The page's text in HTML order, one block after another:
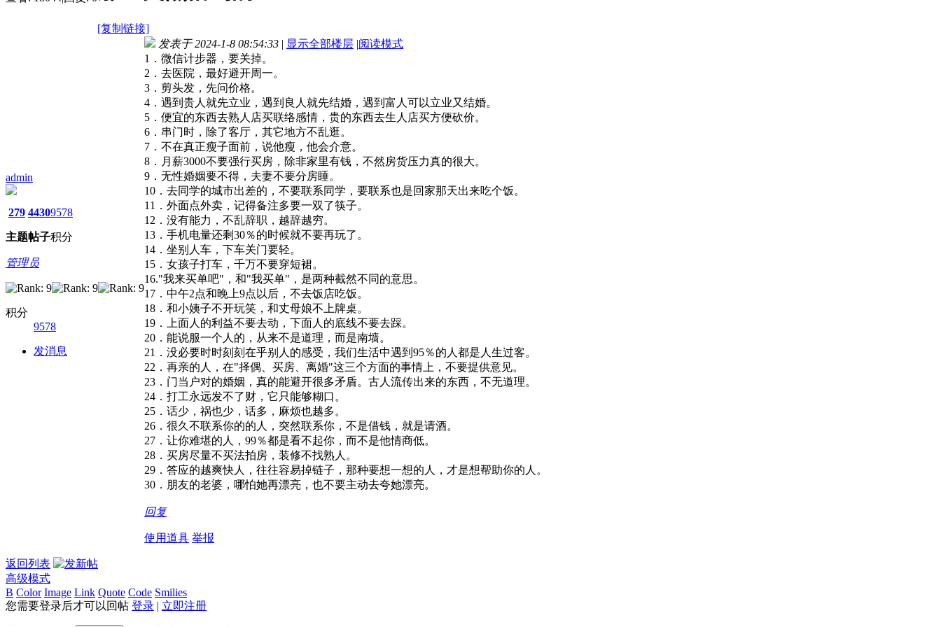
[复制链接]
admin
279
主题
4430
帖子
9578
积分
管理员
积分
9578
发消息
发表于 2024-1-8 08:54:33 | 显示全部楼层 |阅读模式
1．微信计步器，要关掉。
2．去医院，最好避开周一。
3．剪头发，先问价格。
4．遇到贵人就先立业，遇到良人就先结婚，遇到富人可以立业又结婚。
5．便宜的东西去熟人店买联络感情，贵的东西去生人店买方便砍价。
6．串门时，除了客厅，其它地方不乱逛。
7．不在真正瘦子面前，说他瘦，他会介意。
8．月薪3000不要强行买房，除非家里有钱，不然房货压力真的很大。
9．无性婚姻要不得，夫妻不要分房睡。
10．去同学的城市出差的，不要联系同学，要联系也是回家那天出来吃个饭。
11．外面点外卖，记得备注多要一双了筷子。
12．没有能力，不乱辞职，越辞越穷。
13．手机电量还剩30％的时候就不要再玩了。
14．坐别人车，下车关门要轻。
15．女孩子打车，千万不要穿短裙。
16."我来买单吧"，和"我买单"，是两种截然不同的意思。
17．中午2点和晚上9点以后，不去饭店吃饭。
18．和小姨子不开玩笑，和丈母娘不上牌桌。
19．上面人的利益不要去动，下面人的底线不要去踩。
20．能说服一个人的，从来不是道理，而是南墙。
21．没必要时时刻刻在乎别人的感受，我们生活中遇到95％的人都是人生过客。
22．再亲的人，在"择偶、买房、离婚"这三个方面的事情上，不要提供意见。
23．门当户对的婚姻，真的能避开很多矛盾。古人流传出来的东西，不无道理。
24．打工永远发不了财，它只能够糊口。
25．话少，祸也少，话多，麻烦也越多。
26．很久不联系你的的人，突然联系你，不是借钱，就是请酒。
27．让你难堪的人，99％都是看不起你，而不是他情商低。
28．买房尽量不买法拍房，装修不找熟人。
29．答应的越爽快人，往往容易掉链子，那种要想一想的人，才是想帮助你的人。
30．朋友的老婆，哪怕她再漂亮，也不要主动去夸她漂亮。
回复
使用道具 举报
返回列表
高级模式
B Color Image Link Quote Code Smilies
您需要登录后才可以回帖 登录 | 立即注册